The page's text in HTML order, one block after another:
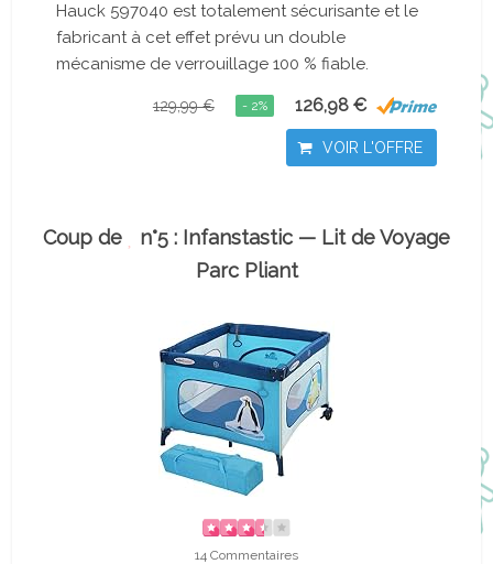
Hauck 597040 est totalement sécurisante et le
fabricant à cet effet prévu un double
mécanisme de verrouillage 100 % fiable.
129,99 € - 2% 126,98 €
VOIR L'OFFRE
Coup de
n°5 : Infanstastic — Lit de Voyage
Parc Pliant
14 Commentaires